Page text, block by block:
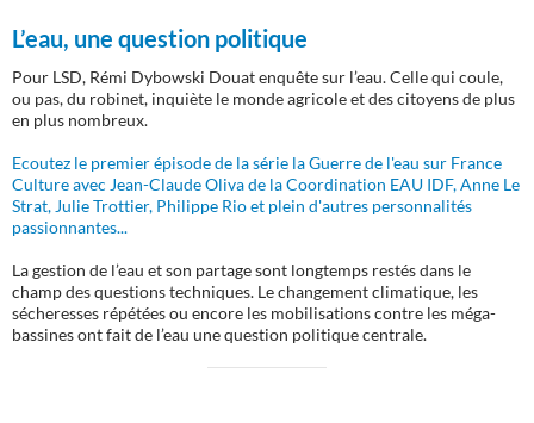
L’eau, une question politique
Pour LSD, Rémi Dybowski Douat enquête sur l’eau. Celle qui coule,
ou pas, du robinet, inquiète le monde agricole et des citoyens de plus
en plus nombreux.
Ecoutez le premier épisode de la série la Guerre de l'eau sur France
Culture avec Jean-Claude Oliva de la Coordination EAU IDF, Anne Le
Strat, Julie Trottier, Philippe Rio et plein d'autres personnalités
passionnantes...
La gestion de l’eau et son partage sont longtemps restés dans le
champ des questions techniques. Le changement climatique, les
sécheresses répétées ou encore les mobilisations contre les méga-
bassines ont fait de l’eau une question politique centrale.